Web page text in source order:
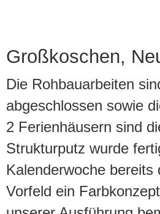
Großkoschen,
Die Rohbauarbeiten
abgeschlossen sowie
2 Ferienhäusern sind
Strukturputz wurde
Kalenderwoche
Vorfeld ein